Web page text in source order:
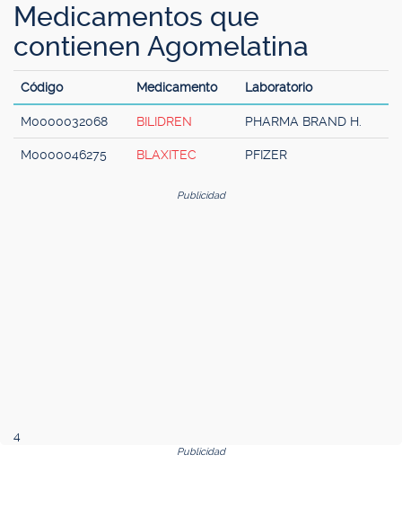
Medicamentos que
contienen Agomelatina
Código Medicamento Laboratorio
M0000032068 BILIDREN PHARMA BRAND H.
M0000046275 BLAXITEC PFIZER
Publicidad
4
Publicidad